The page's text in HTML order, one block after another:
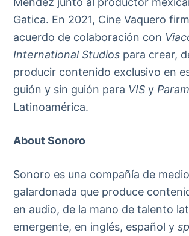
Gatica. En 2021, Cine Vaquero
acuerdo de colaboración con
International Studios para crear,
producir contenido exclusivo en
guión y sin guión para VIS y
Latinoamérica.
About Sonoro
Sonoro es una compañía de
galardonada que produce
en audio, de la mano de talento
emergente, en inglés, español y